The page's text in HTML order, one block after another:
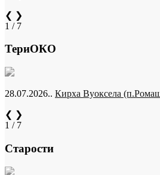
❮ ❯
1 / 7
ТериОКО
28.07.2026.. Кирха Вуоксела
❮ ❯
1 / 7
Старости